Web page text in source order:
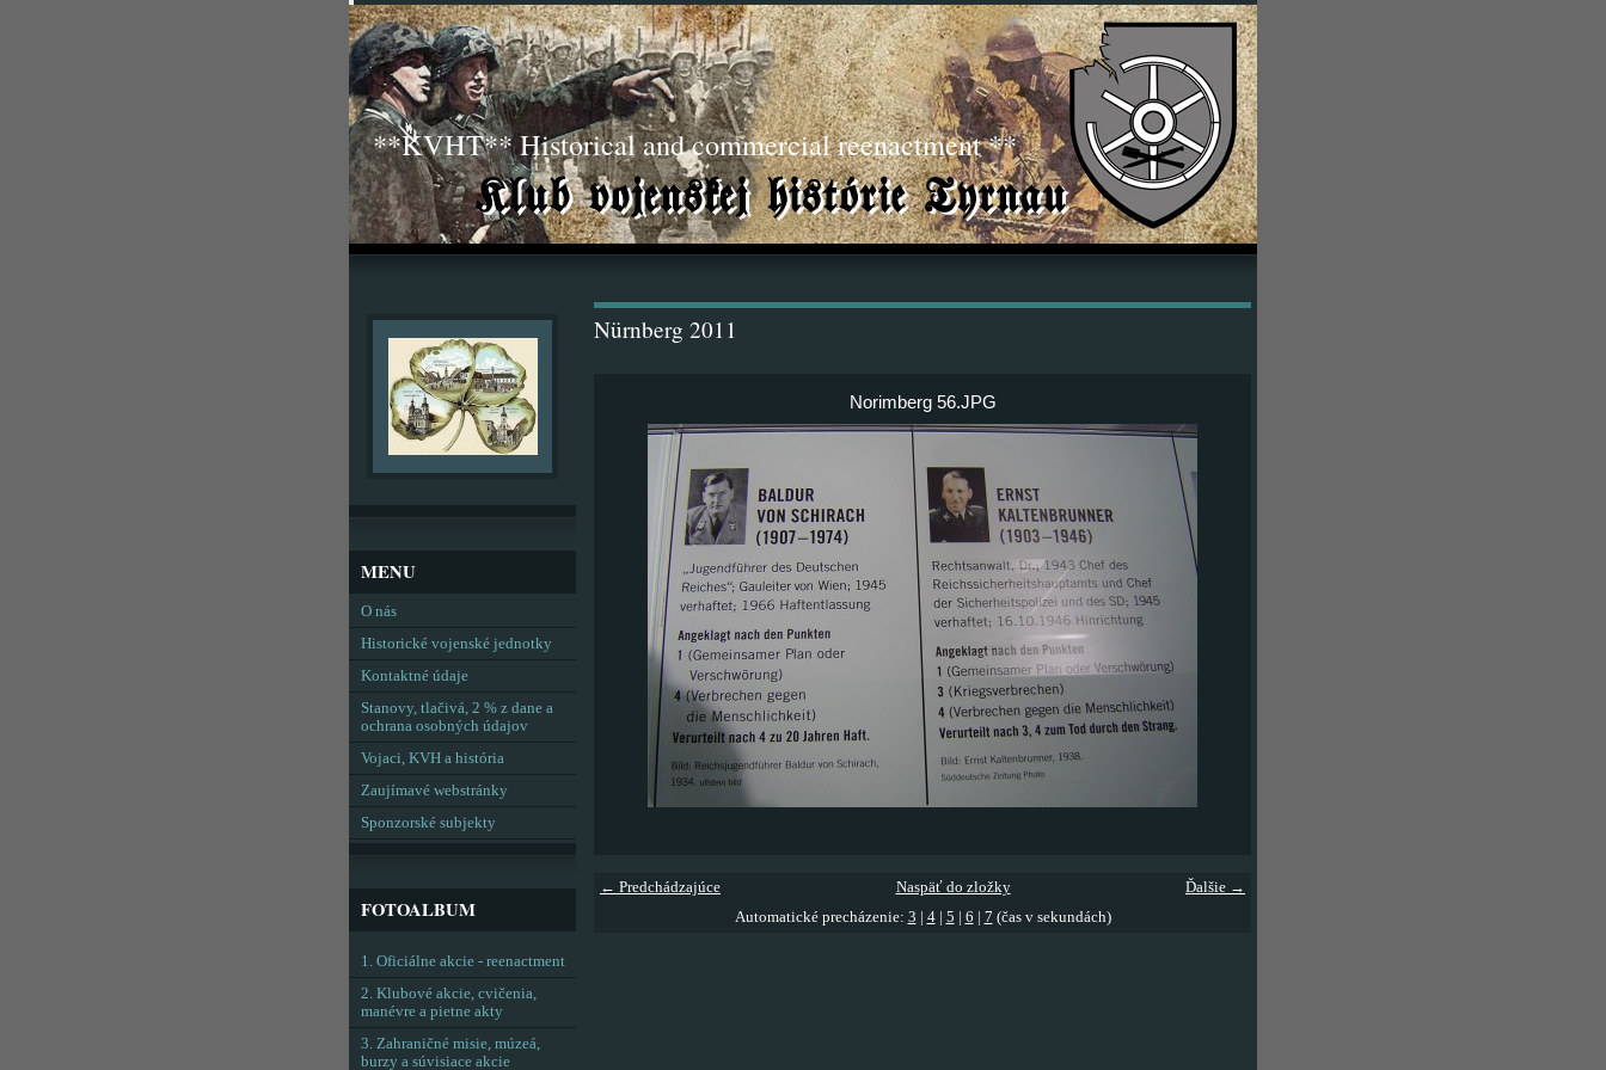
**KVHT** Historical and commercial reenactment **
Nürnberg 2011
Norimberg 56.JPG
← Predchádzajúce Ďalšie →
Naspäť do zložky
Automatické precházenie: 3 4| 5 6 7 (čas v sekundách)
MENU
O nás
Historické vojenské jednotky
Kontaktné údaje
Stanovy, tlačivá, 2 % z dane a
ochrana osobných údajov
Vojaci, KVH a história
Zaujímavé webstránky
Sponzorské subjekty
FOTOALBUM
1. Oficiálne akcie - reenactment
2. Klubové akcie, cvičenia,
manévre a pietne akty
3. Zahraničné misie, múzeá,
burzy a súvisiace akcie